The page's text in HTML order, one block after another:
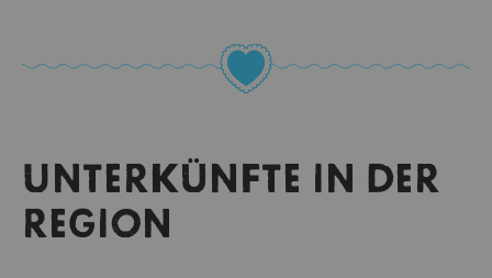
UNTERKÜNFTE IN DER
REGION